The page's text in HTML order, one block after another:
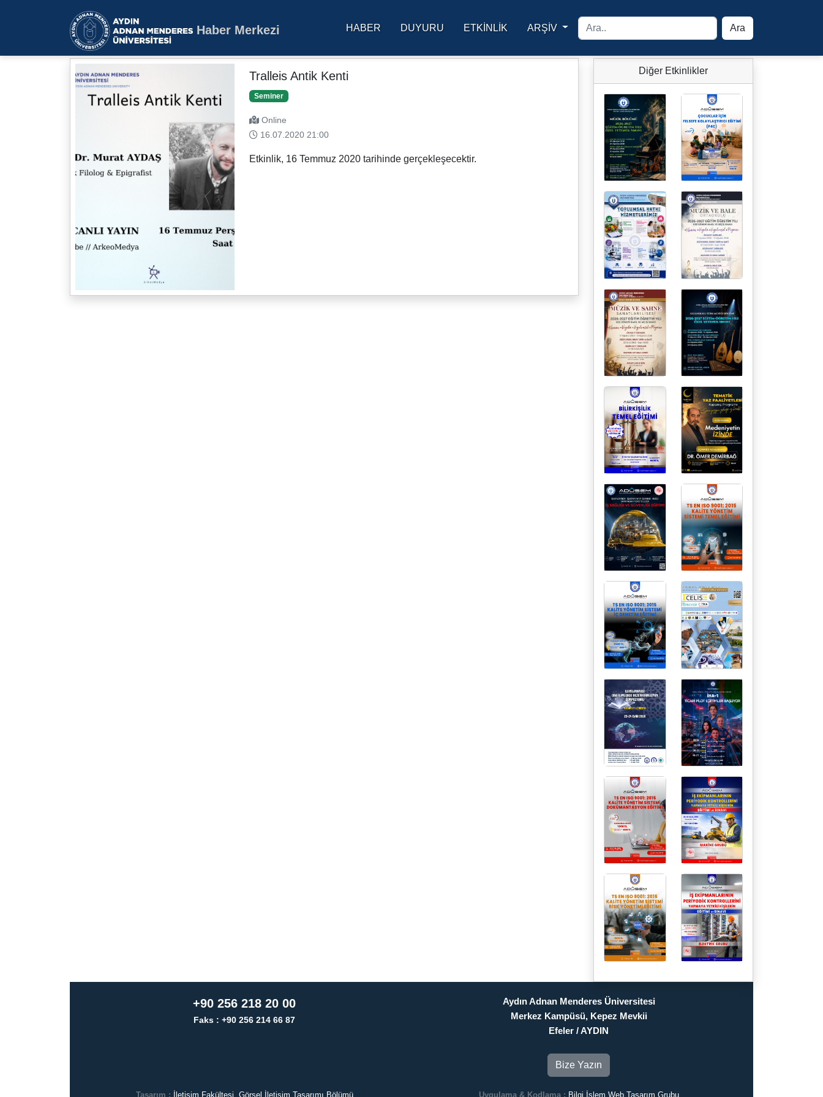
Aydın Adnan Menderes Üniversitesi Ana Sayfa
Haber Merkezi HABER DUYURU ETKINLIK ARŞİV Ara
Tralleis Antik Kenti
Seminer
Online
16.07.2020 21:00
Etkinlik, 16 Temmuz 2020 tarihinde gerçekleşecektir.
Diğer Etkinlikler
+90 256 218 20 00
Faks : +90 256 214 66 87
Aydın Adnan Menderes Üniversitesi
Merkez Kampüsü, Kepez Mevkii
Efeler / AYDIN
Bize Yazın
Tasarım : İletişim Fakültesi, Görsel İletişim Tasarımı Bölümü Uygulama & Kodlama : Bilgi İşlem Web Tasarım Grubu